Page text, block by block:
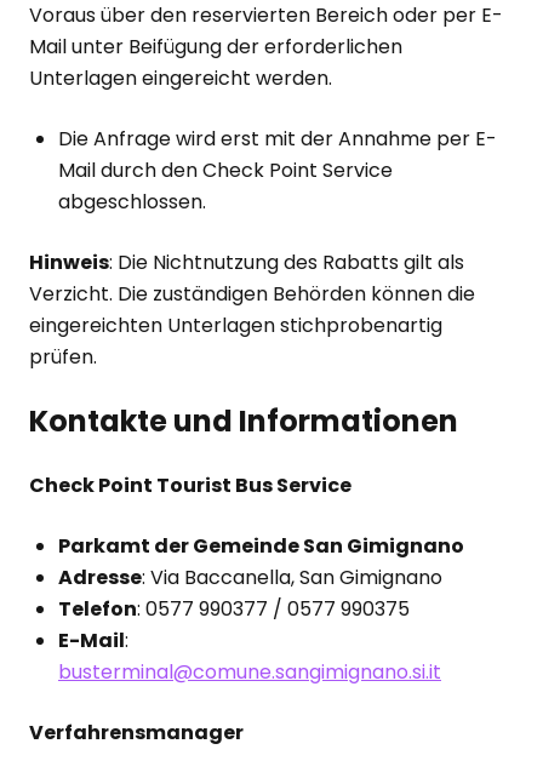
Voraus über den reservierten Bereich oder per E-
Mail unter Beifügung der erforderlichen
Unterlagen eingereicht werden.
Die Anfrage wird erst mit der Annahme per E-
Mail durch den Check Point Service
abgeschlossen.
Hinweis: Die Nichtnutzung des Rabatts gilt als
Verzicht. Die zuständigen Behörden können die
eingereichten Unterlagen stichprobenartig
prüfen.
Kontakte und Informationen
Check Point Tourist Bus Service
Parkamt der Gemeinde San Gimignano
Adresse: Via Baccanella, San Gimignano
Telefon: 0577 990377 / 0577 990375
E-Mail:
busterminal@comune.sangimignano.si.it
Verfahrensmanager